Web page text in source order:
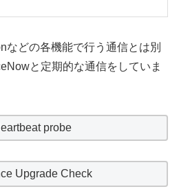
などの各機能で行う通信とは別
と定期的な通信をしていま
probe
Upgrade Check